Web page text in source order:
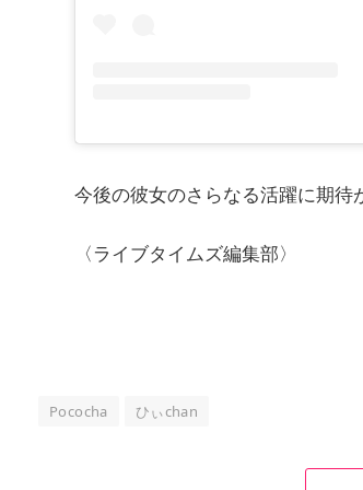
今後の彼女のさらなる活躍に期待
〈ライブタイムズ編集部〉
Pococha ひぃchan